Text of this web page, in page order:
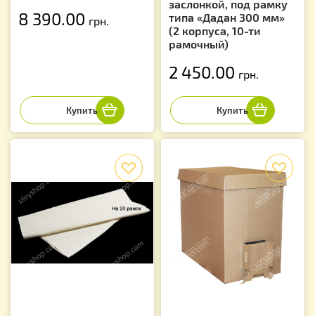
8 390.00 грн.
заслонкой, под рамку
типа «Дадан 300 мм»
(2 корпуса, 10-ти
рамочный)
2 450.00 грн.